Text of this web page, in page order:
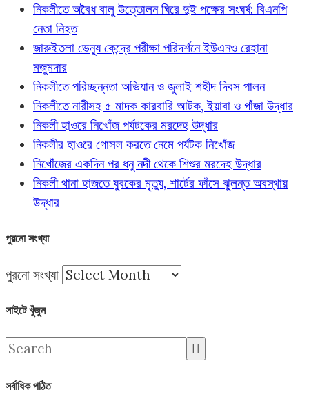
নিকলীতে অবৈধ বালু উত্তোলন ঘিরে দুই পক্ষের সংঘর্ষ: বিএনপি
নেতা নিহত
জারুইতলা ভেন্যু কেন্দ্রে পরীক্ষা পরিদর্শনে ইউএনও রেহানা
মজুমদার
নিকলীতে পরিচ্ছন্নতা অভিযান ও জুলাই শহীদ দিবস পালন
নিকলীতে নারীসহ ৫ মাদক কারবারি আটক, ইয়াবা ও গাঁজা উদ্ধার
নিকলী হাওরে নিখোঁজ পর্যটকের মরদেহ উদ্ধার
নিকলীর হাওরে গোসল করতে নেমে পর্যটক নিখোঁজ
নিখোঁজের একদিন পর ধনু নদী থেকে শিশুর মরদেহ উদ্ধার
নিকলী থানা হাজতে যুবকের মৃত্যু, শার্টের ফাঁসে ঝুলন্ত অবস্থায়
উদ্ধার
পুরনো সংখ্যা
পুরনো সংখ্যা
সাইটে খুঁজুন
সর্বাধিক পঠিত